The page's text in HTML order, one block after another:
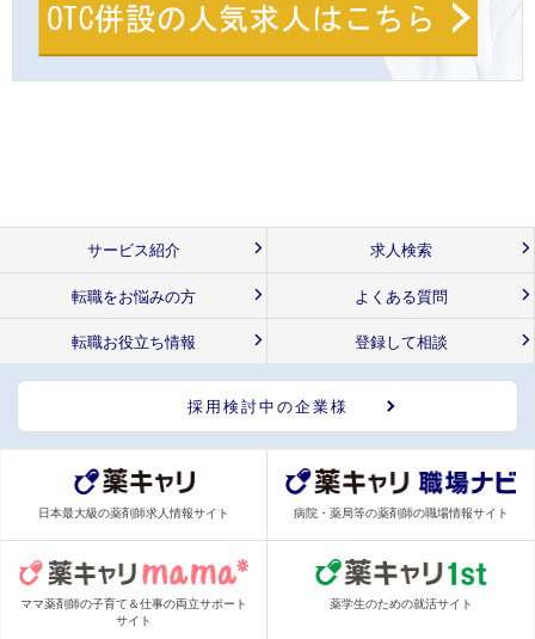
サービス紹介 求人検索
転職をお悩みの方 よくある質問
転職お役立ち情報 登録して相談
採用検討中の企業様
日本最大級の薬剤師求人情報サイト 病院・薬局等の薬剤師の職場情報サイト
ママ薬剤師の子育て＆仕事の両立サポート
サイト
薬学生のための就活サイト